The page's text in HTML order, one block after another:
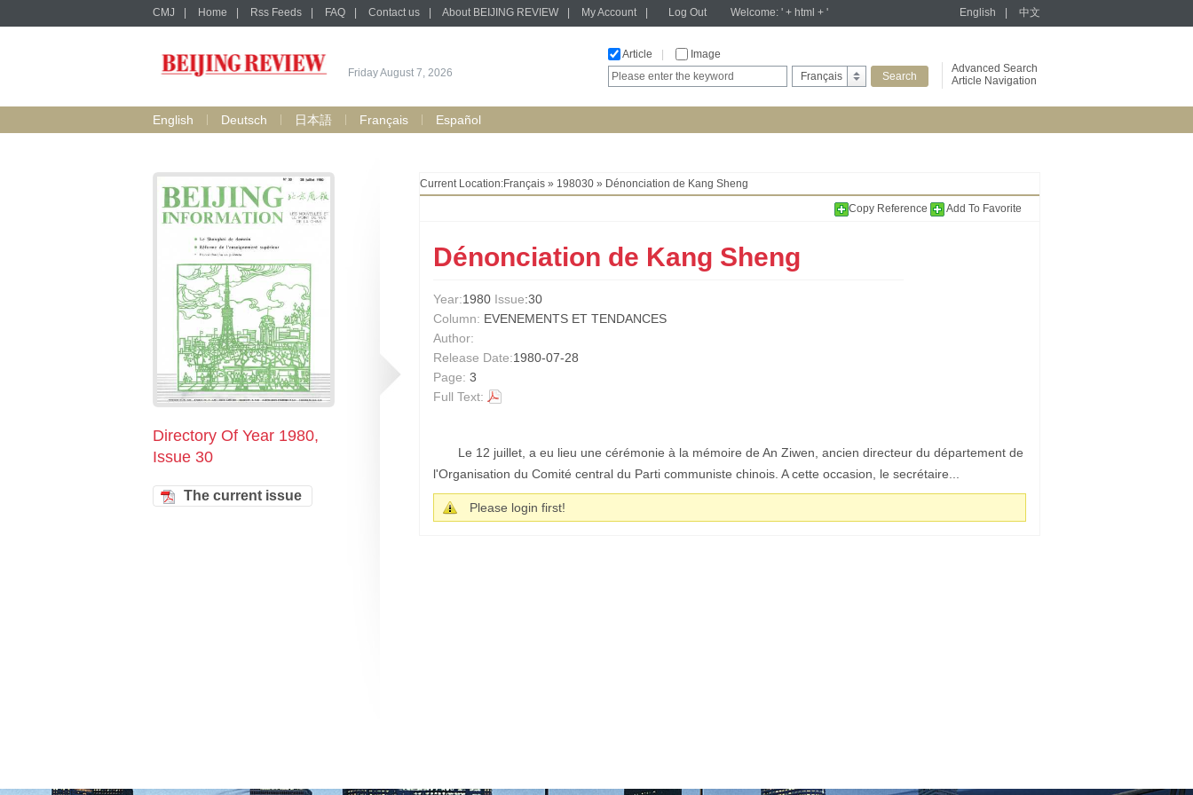
CMJ Home Rss Feeds FAQ Contact us About BEIJING REVIEW My Account Log OutWelcome: ' + html + ' English 中文
Friday August 7, 2026
Article
Image
Français
Advanced Search
Article Navigation
English Deutsch 日本語 Français Español
Directory Of Year 1980,
Issue 30
The current issue
Current Location:Français » 198030 » Dénonciation de Kang Sheng
Copy Reference
Add To Favorite
Dénonciation de Kang Sheng
Year:1980 Issue:30
Column: EVENEMENTS ET TENDANCES
Author:
Release Date:1980-07-28
Page: 3
Full Text:
Le 12 juillet, a eu lieu une cérémonie à la mémoire de An Ziwen, ancien directeur du département de
l'Organisation du Comité central du Parti communiste chinois. A cette occasion, le secrétaire...
Please login first!